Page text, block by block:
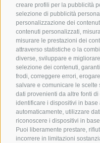
creare profili per la pubblicità
selezione di pubblicità
personalizzazione dei
contenuti personalizzati,
misurare le prestazioni dei
attraverso statistiche o la
diverse, sviluppare e
selezione dei contenuti,
frodi, correggere errori,
salvare e comunicare le
dati provenienti da altre fonti
identificare i dispositivi in
automaticamente, utilizzare
riconoscere i dispositivi in
Puoi liberamente prestare,
incorrere in limitazioni